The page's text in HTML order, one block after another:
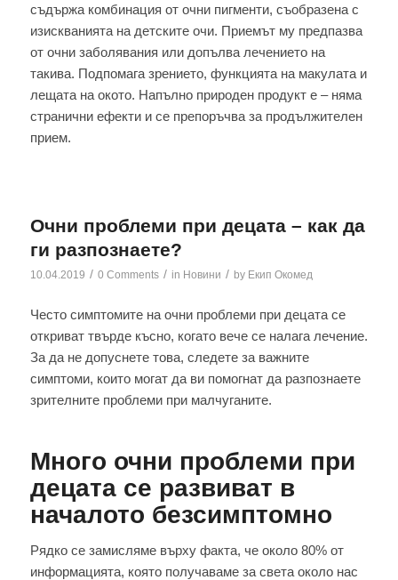
съдържа комбинация от очни пигменти, съобразена с
изискванията на детските очи. Приемът му предпазва
от очни заболявания или допълва лечението на
такива. Подпомага зрението, функцията на макулата и
лещата на окото. Напълно природен продукт е – няма
странични ефекти и се препоръчва за продължителен
прием.
Очни проблеми при децата – как да
ги разпознаете?
10.04.2019 / 0 Comments / in Новини / by Екип Окомед
Често симптомите на очни проблеми при децата се
откриват твърде късно, когато вече се налага лечение.
За да не допуснете това, следете за важните
симптоми, които могат да ви помогнат да разпознаете
зрителните проблеми при малчуганите.
Много очни проблеми при
децата се развиват в
началото безсимптомно
Рядко се замисляме върху факта, че около 80% от
информацията, която получаваме за света около нас